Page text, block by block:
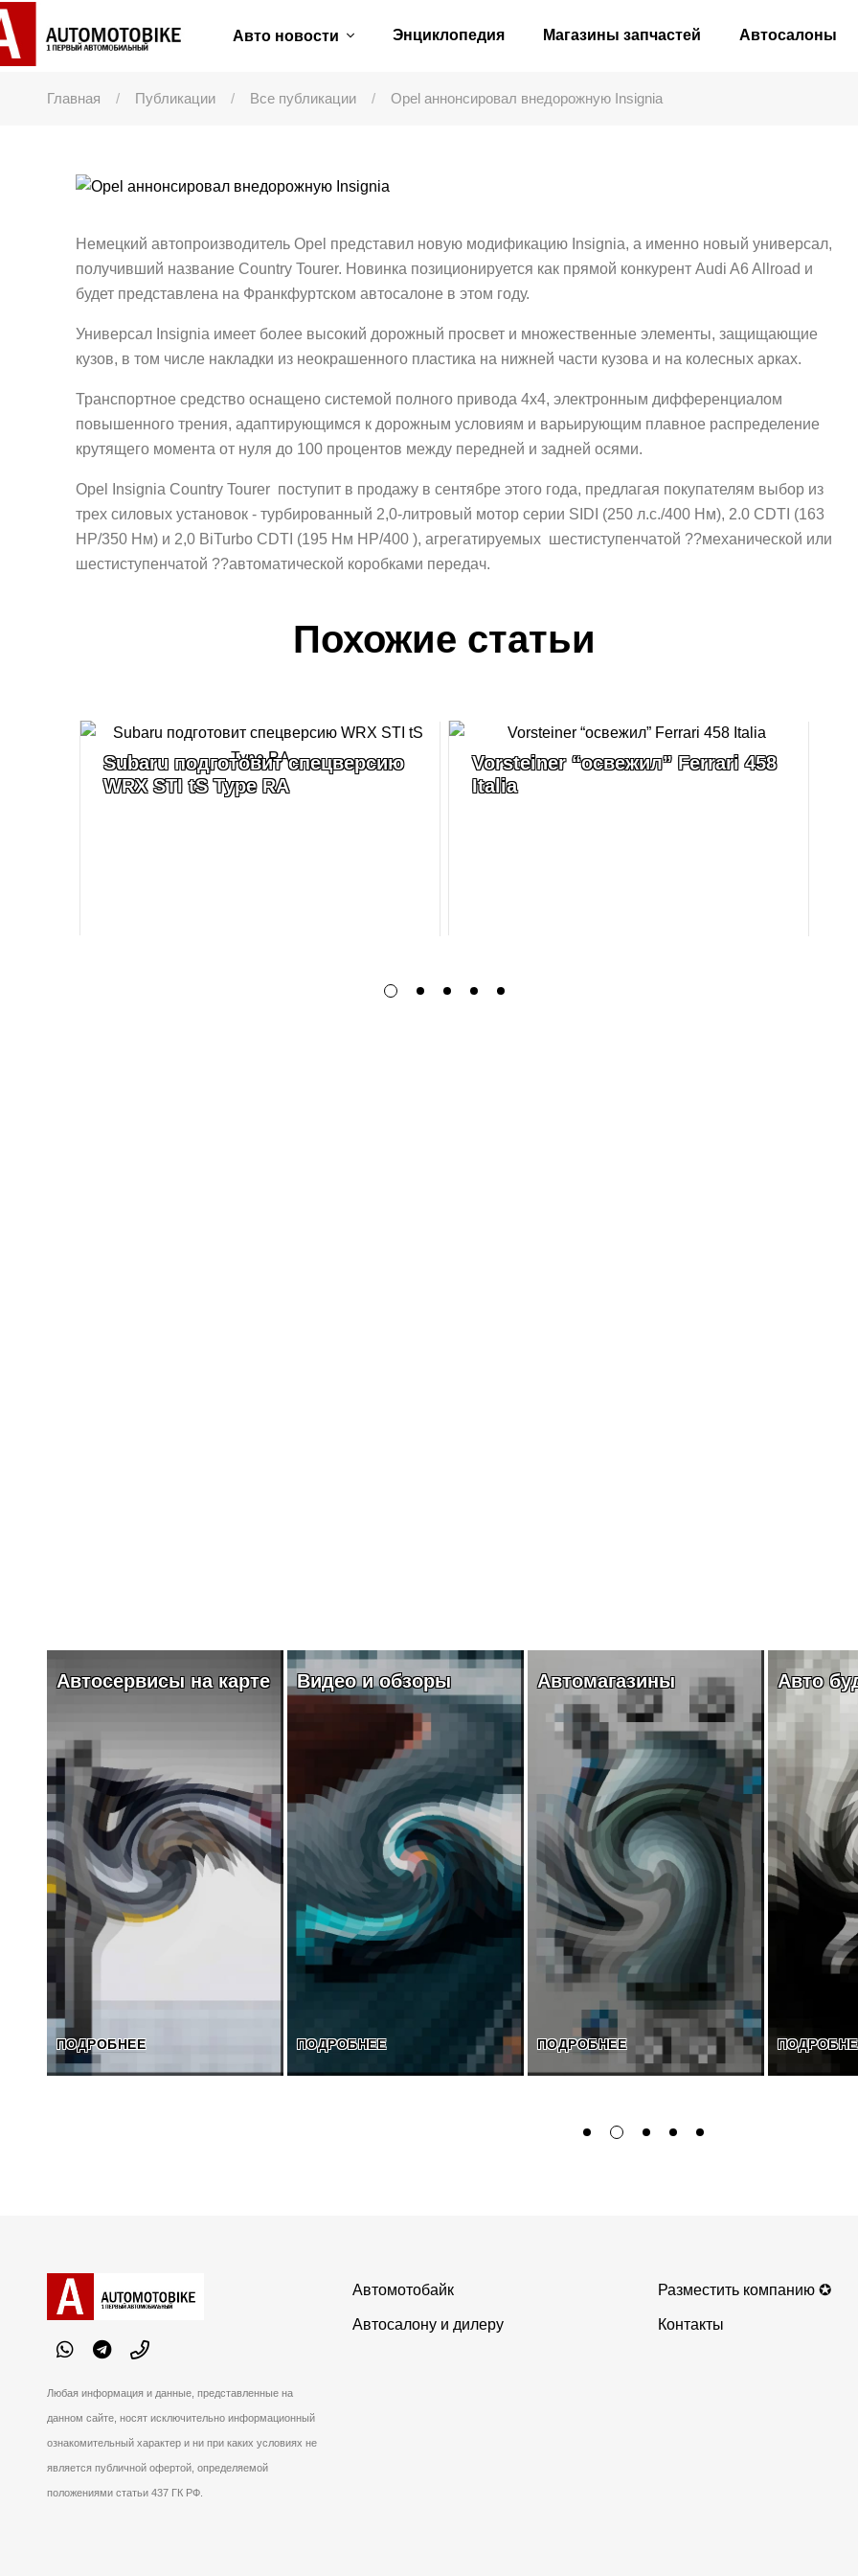
Авто новости Энциклопедия Магазины запчастей Автосалоны
Главная Публикации Все публикации Opel аннонсировал внедорожную Insignia
Немецкий автопроизводитель Opel представил новую модификацию Insignia, а именно новый универсал,
получивший название Country Tourer. Новинка позиционируется как прямой конкурент Audi A6 Allroad и
будет представлена на Франкфуртском автосалоне в этом году.
Универсал Insignia имеет более высокий дорожный просвет и множественные элементы, защищающие
кузов, в том числе накладки из неокрашенного пластика на нижней части кузова и на колесных арках.
Транспортное средство оснащено системой полного привода 4x4, электронным дифференциалом
повышенного трения, адаптирующимся к дорожным условиям и варьирующим плавное распределение
крутящего момента от нуля до 100 процентов между передней и задней осями.
Opel Insignia Country Tourer поступит в продажу в сентябре этого года, предлагая покупателям выбор из
трех силовых установок - турбированный 2,0-литровый мотор серии SIDI (250 л.с./400 Нм), 2.0 CDTI (163
HP/350 Нм) и 2,0 BiTurbo CDTI (195 Нм HP/400 ), агрегатируемых шестиступенчатой ??механической или
шестиступенчатой ??автоматической коробками передач.
Похожие статьи
Subaru подготовит спецверсию
WRX STI tS Type RA
Vorsteiner “освежил” Ferrari 458
Italia
Автосервисы на карте
ПОДРОБНЕЕ
Видео и обзоры
ПОДРОБНЕЕ
Автомагазины
ПОДРОБНЕЕ
Авто
Любая информация и данные, представленные на
данном сайте, носят исключительно информационный
ознакомительный характер и ни при каких условиях не
является публичной офертой, определяемой
положениями статьи 437 ГК РФ.
Автомотобайк
Автосалону и дилеру
Разместить компанию ✪
Контакты